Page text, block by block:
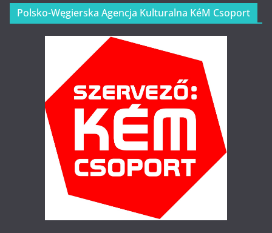
Polsko-Węgierska Agencja Kulturalna KéM Csoport